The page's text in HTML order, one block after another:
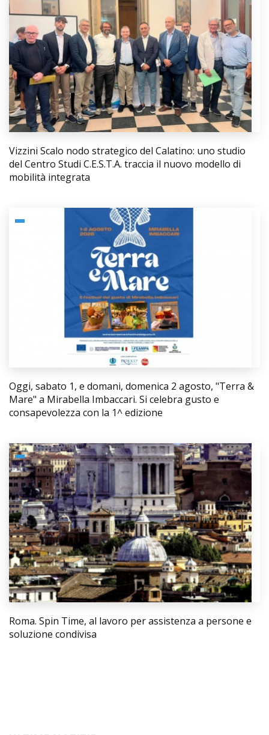
Vizzini Scalo nodo strategico del Calatino: uno studio
del Centro Studi C.E.S.T.A. traccia il nuovo modello di
mobilità integrata
Oggi, sabato 1, e domani, domenica 2 agosto, "Terra &
Mare" a Mirabella Imbaccari. Si celebra gusto e
consapevolezza con la 1^ edizione
Roma. Spin Time, al lavoro per assistenza a persone e
soluzione condivisa